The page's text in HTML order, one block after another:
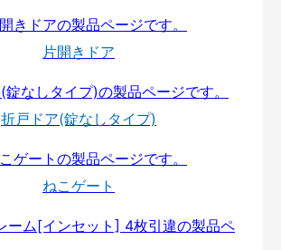
片開きドア
折戸ドア(錠なしタイプ)
ねこゲート